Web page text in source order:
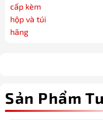
Sản Phẩm